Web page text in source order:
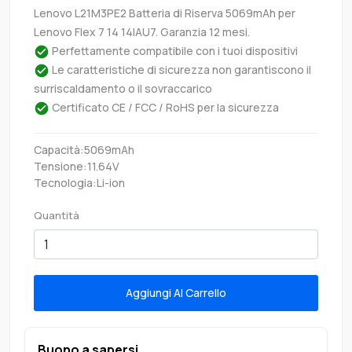
Lenovo L21M3PE2 Batteria di Riserva 5069mAh per
Lenovo Flex 7 14 14IAU7. Garanzia 12 mesi.
Perfettamente compatibile con i tuoi dispositivi
Le caratteristiche di sicurezza non garantiscono il
surriscaldamento o il sovraccarico
Certificato CE / FCC / RoHS per la sicurezza
Capacità:5069mAh
Tensione:11.64V
Tecnologia:Li-ion
Quantità
Aggiungi Al Carrello